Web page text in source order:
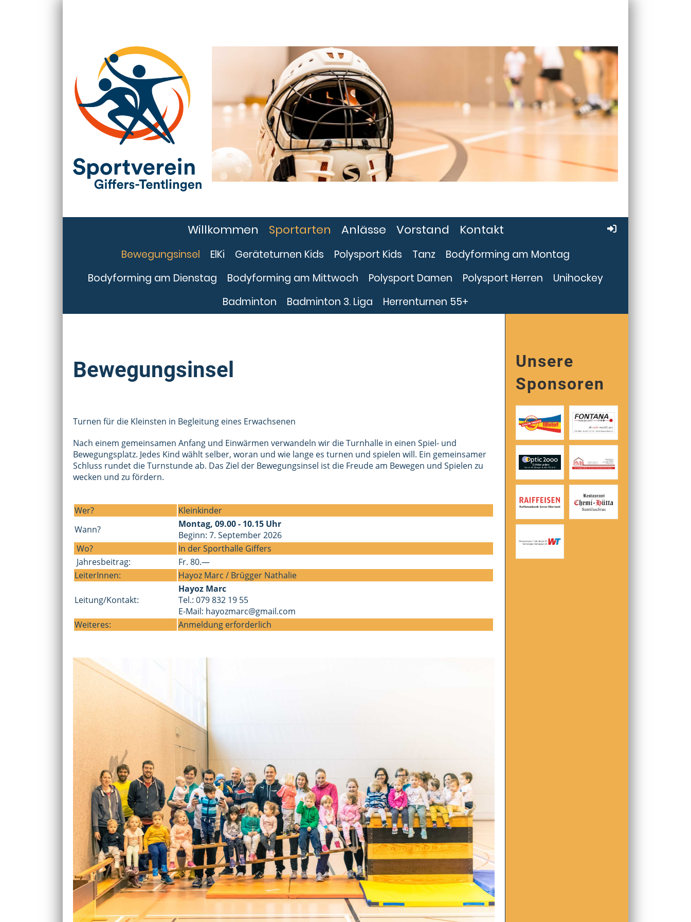
Willkommen Sportarten Anlässe Vorstand Kontakt
Bewegungsinsel ElKi Geräteturnen Kids Polysport Kids Tanz
Bodyforming am Montag
Bodyforming am Dienstag
Bodyforming am Mittwoch Polysport Damen Polysport Herren
Unihockey
Badminton
Badminton 3. Liga Herrenturnen 55+
Bewegungsinsel
Turnen für die Kleinsten in Begleitung eines Erwachsenen
Nach einem gemeinsamen Anfang und Einwärmen verwandeln wir die Turnhalle in einen Spiel- und
Bewegungsplatz. Jedes Kind wählt selber, woran und wie lange es turnen und spielen will. Ein gemeinsamer
Schluss rundet die Turnstunde ab. Das Ziel der Bewegungsinsel ist die Freude am Bewegen und Spielen zu
wecken und zu fördern.
Wer?
Kleinkinder
Wann?
Montag, 09.00 - 10.15 Uhr
Beginn: 7. September 2026
Wo?
In der Sporthalle Giffers
Jahresbeitrag:
Fr. 80.—
LeiterInnen:
Hayoz Marc / Brügger Nathalie
Leitung/Kontakt:
Hayoz Marc
Tel.: 079 832 19 55
E-Mail: hayozmarc@gmail.com
Weiteres:
Anmeldung erforderlich
Unsere
Sponsoren